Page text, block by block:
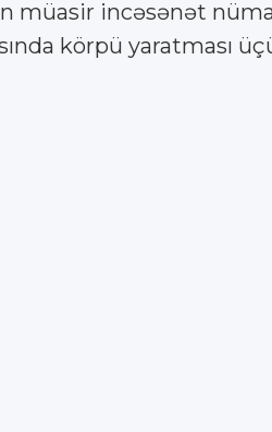
müasir incəsənət
körpü yaratması